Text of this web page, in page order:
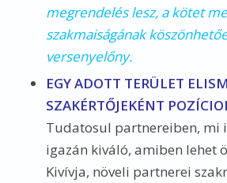
megrendelés lesz, a kötet
szakmaiságának
versenyelőny.
EGY ADOTT TERÜLET
SZAKÉRTŐJEKÉNT
Tudatosul partnereiben, mi
igazán kiváló, amiben lehet
Kivívja, növeli partnerei